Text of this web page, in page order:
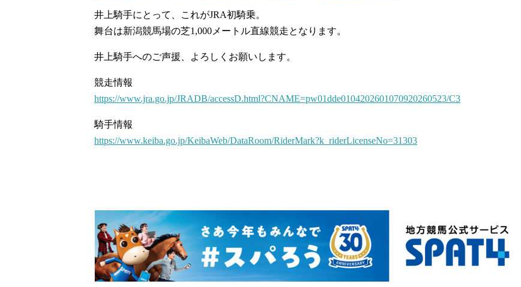
井上騎手にとって、これがJRA初騎乗。
舞台は新潟競馬場の芝1,000メートル直線競走となります。
井上騎手へのご声援、よろしくお願いします。
競走情報
https://www.jra.go.jp/JRADB/accessD.html?CNAME=pw01dde0104202601070920260523/C3
騎手情報
https://www.keiba.go.jp/KeibaWeb/DataRoom/RiderMark?k_riderLicenseNo=31303